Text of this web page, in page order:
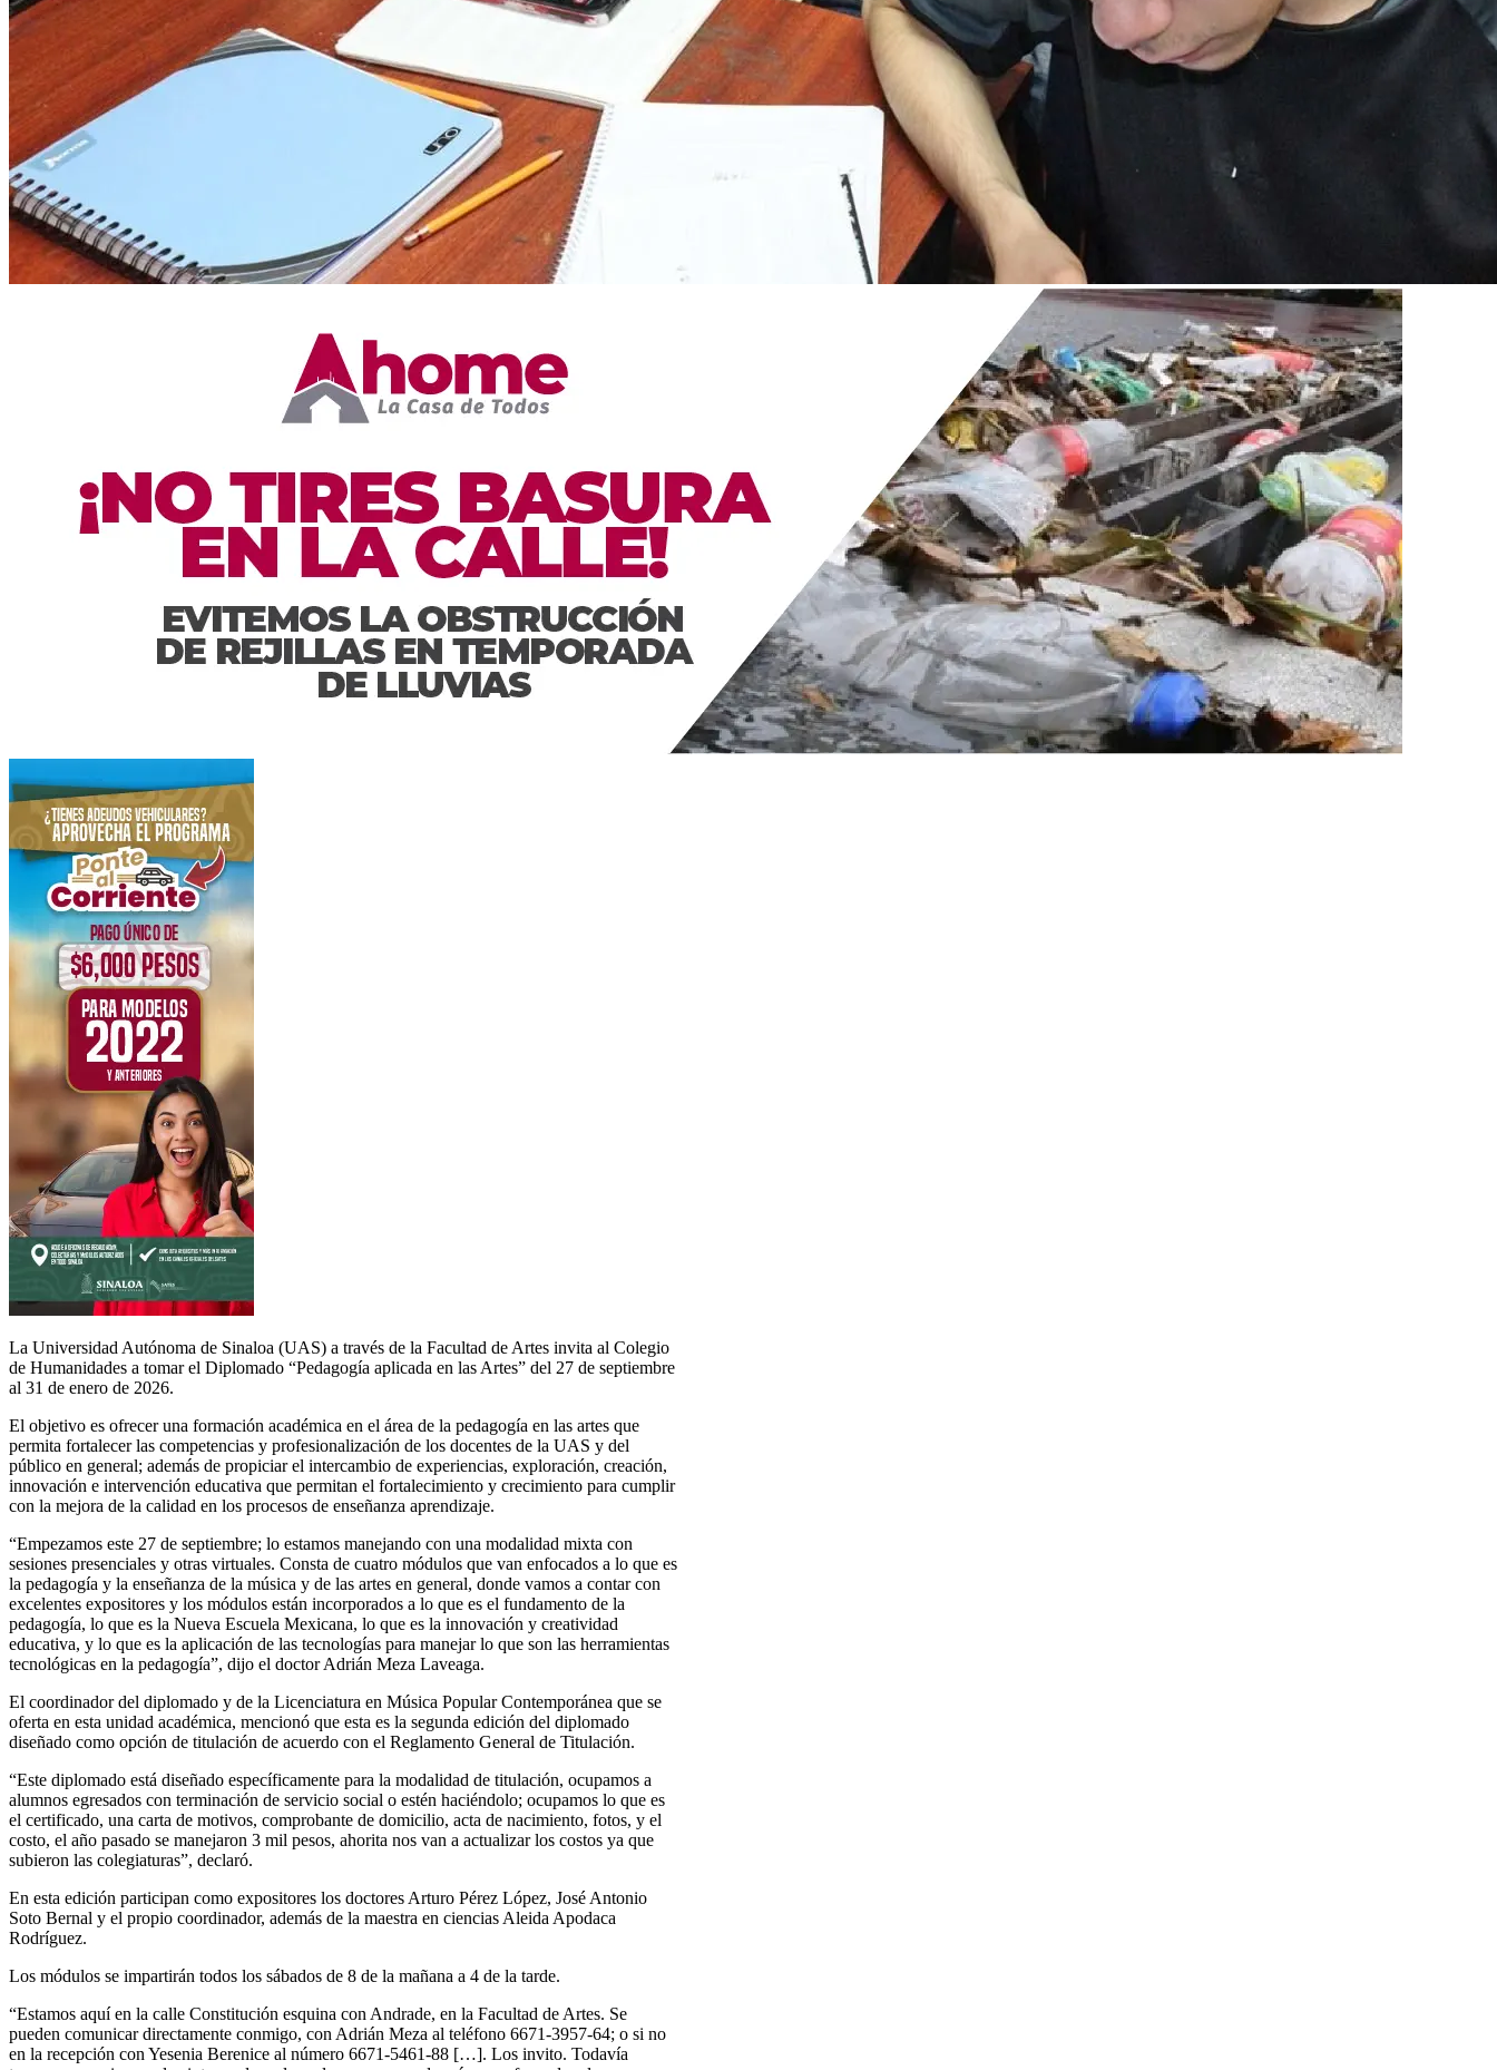
La Universidad Autónoma de Sinaloa (UAS) a través de la Facultad de Artes invita al Colegio
de Humanidades a tomar el Diplomado “Pedagogía aplicada en las Artes” del 27 de septiembre
al 31 de enero de 2026.
El objetivo es ofrecer una formación académica en el área de la pedagogía en las artes que
permita fortalecer las competencias y profesionalización de los docentes de la UAS y del
público en general; además de propiciar el intercambio de experiencias, exploración, creación,
innovación e intervención educativa que permitan el fortalecimiento y crecimiento para cumplir
con la mejora de la calidad en los procesos de enseñanza aprendizaje.
“Empezamos este 27 de septiembre; lo estamos manejando con una modalidad mixta con
sesiones presenciales y otras virtuales. Consta de cuatro módulos que van enfocados a lo que es
la pedagogía y la enseñanza de la música y de las artes en general, donde vamos a contar con
excelentes expositores y los módulos están incorporados a lo que es el fundamento de la
pedagogía, lo que es la Nueva Escuela Mexicana, lo que es la innovación y creatividad
educativa, y lo que es la aplicación de las tecnologías para manejar lo que son las herramientas
tecnológicas en la pedagogía”, dijo el doctor Adrián Meza Laveaga.
El coordinador del diplomado y de la Licenciatura en Música Popular Contemporánea que se
oferta en esta unidad académica, mencionó que esta es la segunda edición del diplomado
diseñado como opción de titulación de acuerdo con el Reglamento General de Titulación.
“Este diplomado está diseñado específicamente para la modalidad de titulación, ocupamos a
alumnos egresados con terminación de servicio social o estén haciéndolo; ocupamos lo que es
el certificado, una carta de motivos, comprobante de domicilio, acta de nacimiento, fotos, y el
costo, el año pasado se manejaron 3 mil pesos, ahorita nos van a actualizar los costos ya que
subieron las colegiaturas”, declaró.
En esta edición participan como expositores los doctores Arturo Pérez López, José Antonio
Soto Bernal y el propio coordinador, además de la maestra en ciencias Aleida Apodaca
Rodríguez.
Los módulos se impartirán todos los sábados de 8 de la mañana a 4 de la tarde.
“Estamos aquí en la calle Constitución esquina con Andrade, en la Facultad de Artes. Se
pueden comunicar directamente conmigo, con Adrián Meza al teléfono 6671-3957-64; o si no
en la recepción con Yesenia Berenice al número 6671-5461-88 […]. Los invito. Todavía